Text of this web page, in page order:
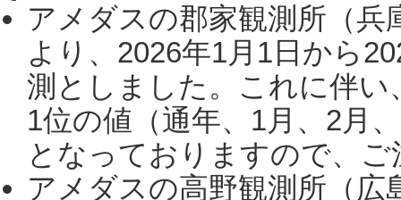
アメダスの郡家観測所（
より、2026年1月1日から
測としました。これに伴い
1位の値（通年、1月、2月
となっておりますので、
アメダスの高野観測所（